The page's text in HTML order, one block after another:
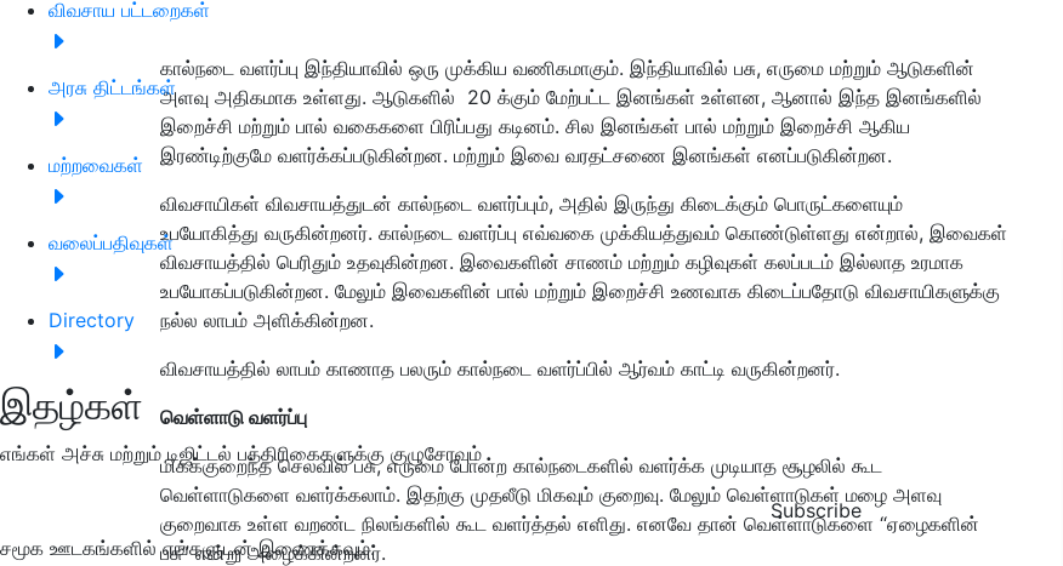
விவசாய பட்டறைகள்
அரசு திட்டங்கள்
மற்றவைகள்
வலைப்பதிவுகள்
Directory
இதழ்கள்
எங்கள் அச்சு மற்றும் டிஜிட்டல் பத்திரிகைகளுக்கு குழுசேரவும்
Subscribe
சமூக ஊடகங்களில் எங்களுடன் இணைக்கவும்:
கால்நடை வளர்ப்பு இந்தியாவில் ஒரு முக்கிய வணிகமாகும். இந்தியாவில் பசு, எருமை மற்றும் ஆடுகளின்
அளவு அதிகமாக உள்ளது. ஆடுகளில் 20 க்கும் மேற்பட்ட இனங்கள் உள்ளன, ஆனால் இந்த இனங்களில்
இறைச்சி மற்றும் பால் வகைகளை பிரிப்பது கடினம். சில இனங்கள் பால் மற்றும் இறைச்சி ஆகிய
இரண்டிற்குமே வளர்க்கப்படுகின்றன. மற்றும் இவை வரதட்சணை இனங்கள் எனப்படுகின்றன.
விவசாயிகள் விவசாயத்துடன் கால்நடை வளர்ப்பும், அதில் இருந்து கிடைக்கும் பொருட்களையும்
உபயோகித்து வருகின்றனர். கால்நடை வளர்ப்பு எவ்வகை முக்கியத்துவம் கொண்டுள்ளது என்றால், இவைகள்
விவசாயத்தில் பெரிதும் உதவுகின்றன. இவைகளின் சாணம் மற்றும் கழிவுகள் கலப்படம் இல்லாத உரமாக
உபயோகப்படுகின்றன. மேலும் இவைகளின் பால் மற்றும் இறைச்சி உணவாக கிடைப்பதோடு விவசாயிகளுக்கு
நல்ல லாபம் அளிக்கின்றன.
விவசாயத்தில் லாபம் காணாத பலரும் கால்நடை வளர்ப்பில் ஆர்வம் காட்டி வருகின்றனர்.
வெள்ளாடு வளர்ப்பு
மிகக்குறைந்த செலவில் பசு, எருமை போன்ற கால்நடைகளில் வளர்க்க முடியாத சூழலில் கூட
வெள்ளாடுகளை வளர்க்கலாம். இதற்கு முதலீடு மிகவும் குறைவு. மேலும் வெள்ளாடுகள் மழை அளவு
குறைவாக உள்ள வறண்ட நிலங்களில் கூட வளர்த்தல் எளிது. எனவே தான் வெள்ளாடுகளை “ஏழைகளின்
பசு” என்று அழைக்கின்றனர்.